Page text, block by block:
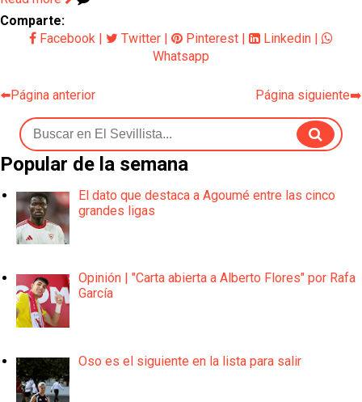
Comparte:
Facebook
Twitter Pinterest Linkedin
Whatsapp
⬅️Página anterior Página siguiente➡️
Popular de la semana
El dato que destaca a Agoumé entre las cinco
grandes ligas
Opinión | "Carta abierta a Alberto Flores" por Rafa
García
Oso es el siguiente en la lista para salir